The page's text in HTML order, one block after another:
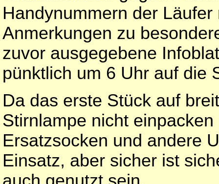
Handynummern der
Anmerkungen zu
zuvor ausgegebene
pünktlich um 6 Uhr auf die
Da das erste Stück auf
Stirnlampe nicht
Ersatzsocken und andere
Einsatz, aber sicher ist